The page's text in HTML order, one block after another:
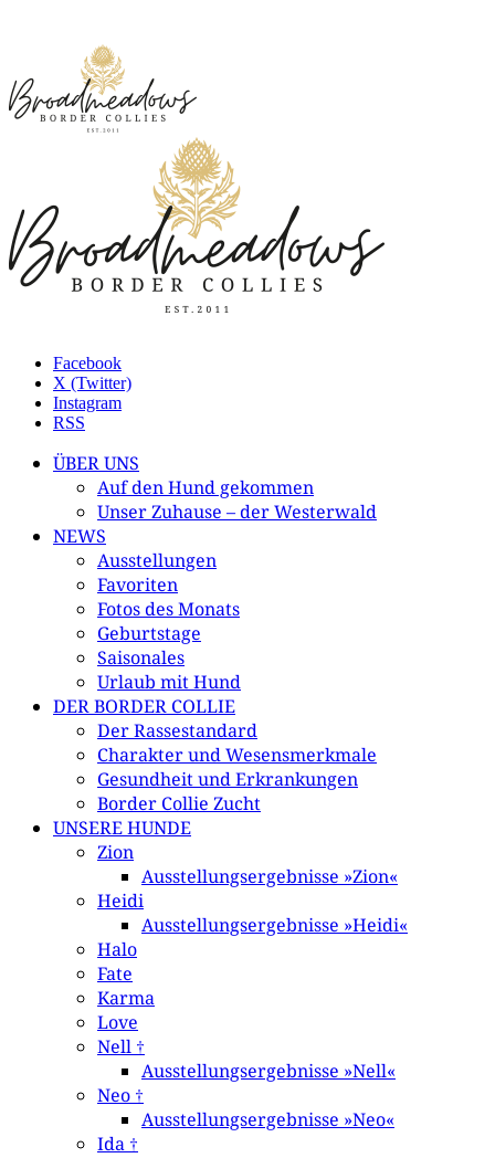
Facebook
X (Twitter)
Instagram
RSS
ÜBER UNS
Auf den Hund gekommen
Unser Zuhause – der Westerwald
NEWS
Ausstellungen
Favoriten
Fotos des Monats
Geburtstage
Saisonales
Urlaub mit Hund
DER BORDER COLLIE
Der Rassestandard
Charakter und Wesensmerkmale
Gesundheit und Erkrankungen
Border Collie Zucht
UNSERE HUNDE
Zion
Ausstellungsergebnisse »Zion«
Heidi
Ausstellungsergebnisse »Heidi«
Halo
Fate
Karma
Love
Nell †
Ausstellungsergebnisse »Nell«
Neo †
Ausstellungsergebnisse »Neo«
Ida †